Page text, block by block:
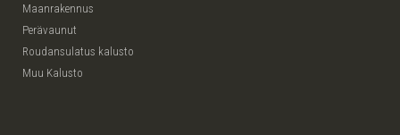
Maanrakennus
Perävaunut
Roudansulatus kalusto
Muu Kalusto